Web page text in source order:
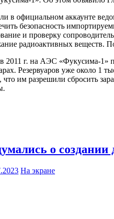
в официальном аккаунте
безопасность
и проверку
радиоактивных веществ.
2011 г. на АЭС «Фукусима-1»
Резервуаров уже около
им разрешили сбросить
о
На экране